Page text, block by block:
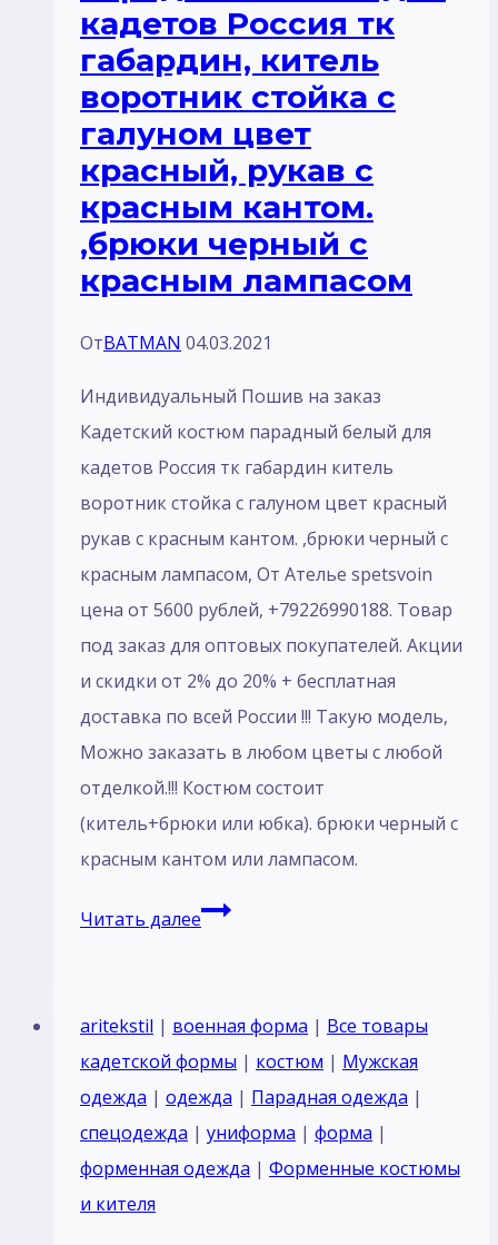
тк
п/
ш
или
габардин
кадетов Россия тк
габардин, китель
воротник стойка с
галуном цвет
красный, рукав с
красным кантом.
,брюки черный с
красным лампасом
ОтBATMAN 04.03.2021
Индивидуальный Пошив на заказ
Кадетский костюм парадный белый для
кадетов Россия тк габардин китель
воротник стойка с галуном цвет красный
рукав с красным кантом. ,брюки черный с
красным лампасом, От Ателье spetsvoin
цена от 5600 рублей, +79226990188. Товар
под заказ для оптовых покупателей. Акции
и скидки от 2% до 20% + бесплатная
доставка по всей России !!! Такую модель,
Mожно заказать в любом цветы с любой
отделкой.!!! Костюм состоит
(китель+брюки или юбка). брюки черный с
красным кантом или лампасом.
Читать далееКадетский
белый
для
кадетов
Россия
тк
aritekstil | военная форма | Все товары
кадетской формы | костюм | Мужская
одежда | одежда | Парадная одежда |
спецодежда | униформа | форма |
форменная одежда | Форменные костюмы
и кителя